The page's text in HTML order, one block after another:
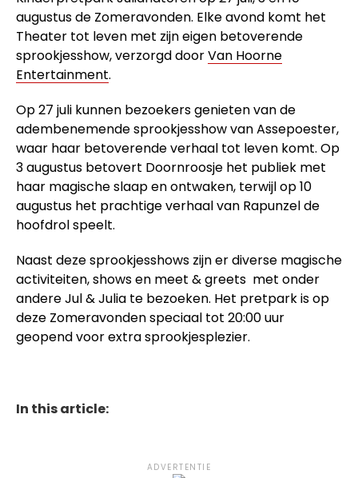
augustus de Zomeravonden. Elke avond komt het
Theater tot leven met zijn eigen betoverende
sprookjesshow, verzorgd doorVan Hoorne
Entertainment.
Op 27 juli kunnen bezoekers genieten van de
adembenemende sprookjesshow van Assepoester,
waar haar betoverende verhaal tot leven komt. Op
3 augustus betovert Doornroosje het publiek met
haar magische slaap en ontwaken, terwijl op 10
augustus het prachtige verhaal van Rapunzel de
hoofdrol speelt.
Naast deze sprookjesshows zijn er diverse magische
activiteiten, shows en meet & greets met onder
andere Jul & Julia te bezoeken. Het pretpark is op
deze Zomeravonden speciaal tot 20:00 uur
geopend voor extra sprookjesplezier.
In this article:
ADVERTENTIE